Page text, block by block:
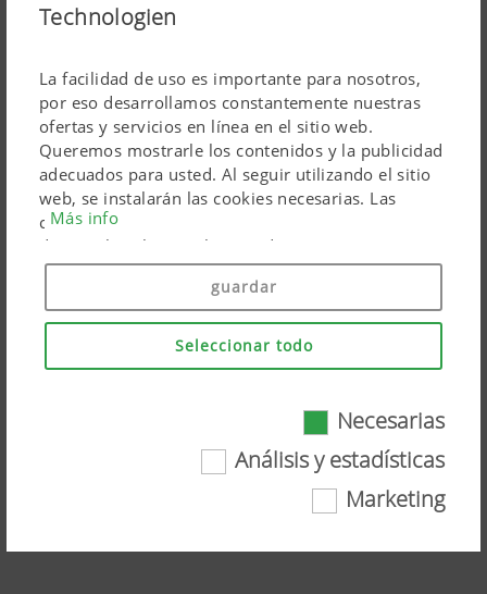
Technologien
La facilidad de uso es importante para nosotros,
por eso desarrollamos constantemente nuestras
ofertas y servicios en línea en el sitio web.
Queremos mostrarle los contenidos y la publicidad
adecuados para usted. Al seguir utilizando el sitio
web, se instalarán las cookies necesarias. Las
cookies personales de los productos de marketing
de Google solo se utilizan si da su consentimiento
(«Aceptar todo»). También puede hacer ajustes
individuales utilizando las casillas de verificación
proporcionadas.
Ciertas tecnologías web y cookies ayudan a que
Más info
guardar
Seleccionar todo
Necesarias
Análisis y estadísticas
Marketing
SENSOSAFE - From the everyday life
of Thomas Neudorfer